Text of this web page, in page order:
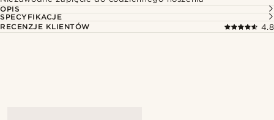
OPIS
SPECYFIKACJE
RECENZJE KLIENTÓW
4.8